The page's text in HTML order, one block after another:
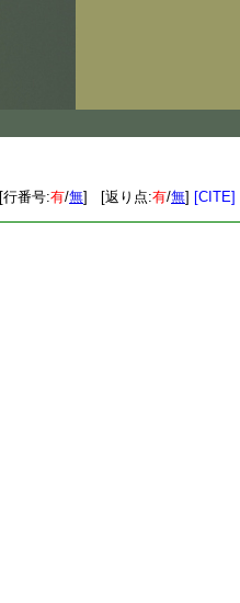
[行番号:有/無] [返り点:有/無] [CITE]